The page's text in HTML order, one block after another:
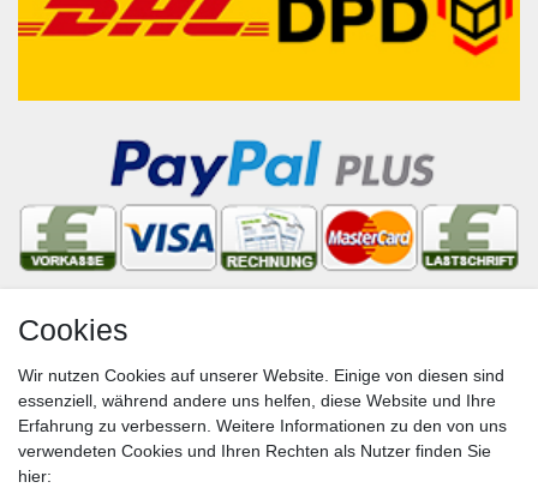
Newsletter
VORNAME NACHNAME
Newsletter
Cookies
Wir nutzen Cookies auf unserer Website. Einige von diesen sind
essenziell, während andere uns helfen, diese Website und Ihre
Erfahrung zu verbessern. Weitere Informationen zu den von uns
verwendeten Cookies und Ihren Rechten als Nutzer finden Sie
hier: